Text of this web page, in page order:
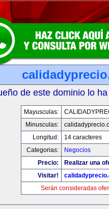
de este dominio lo
Mayusculas:
Minusculas:
Longitud:
14 caracteres
Categorias:
Negocios
Precio:
Realizar una
Visitar!
Serán consideradas